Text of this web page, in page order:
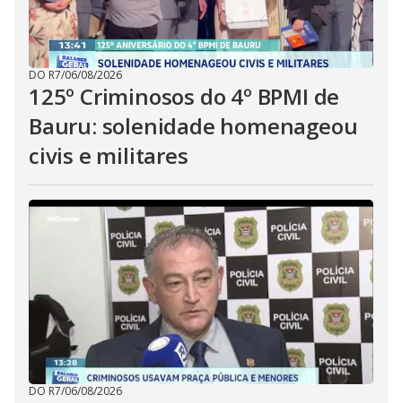
DO R7/06/08/2026
125º Criminosos do 4º BPMI de
Bauru: solenidade homenageou
civis e militares
DO R7/06/08/2026